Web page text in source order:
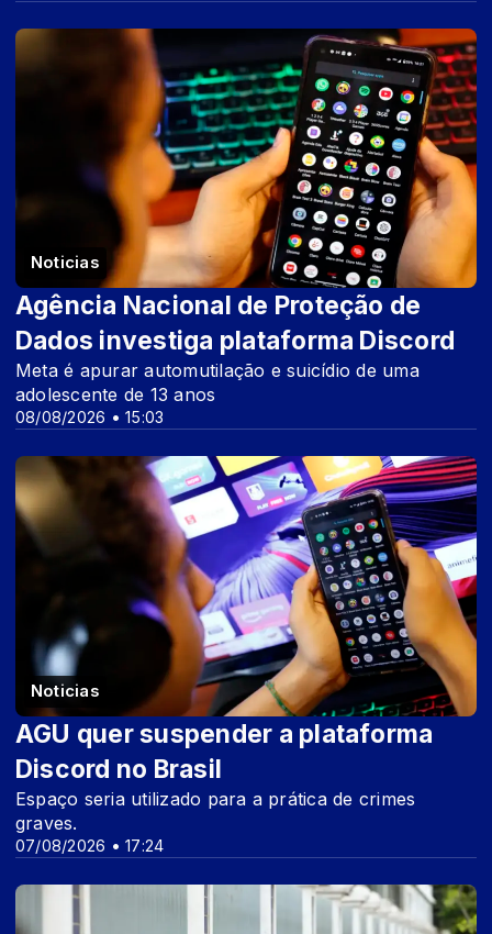
Noticias
08/08/2026 • 15:03
Agência Nacional de Proteção de
Dados investiga plataforma Discord
Meta é apurar automutilação e suicídio de uma
adolescente de 13 anos
Noticias
07/08/2026 • 17:24
AGU quer suspender a plataforma
Discord no Brasil
Espaço seria utilizado para a prática de crimes
graves.